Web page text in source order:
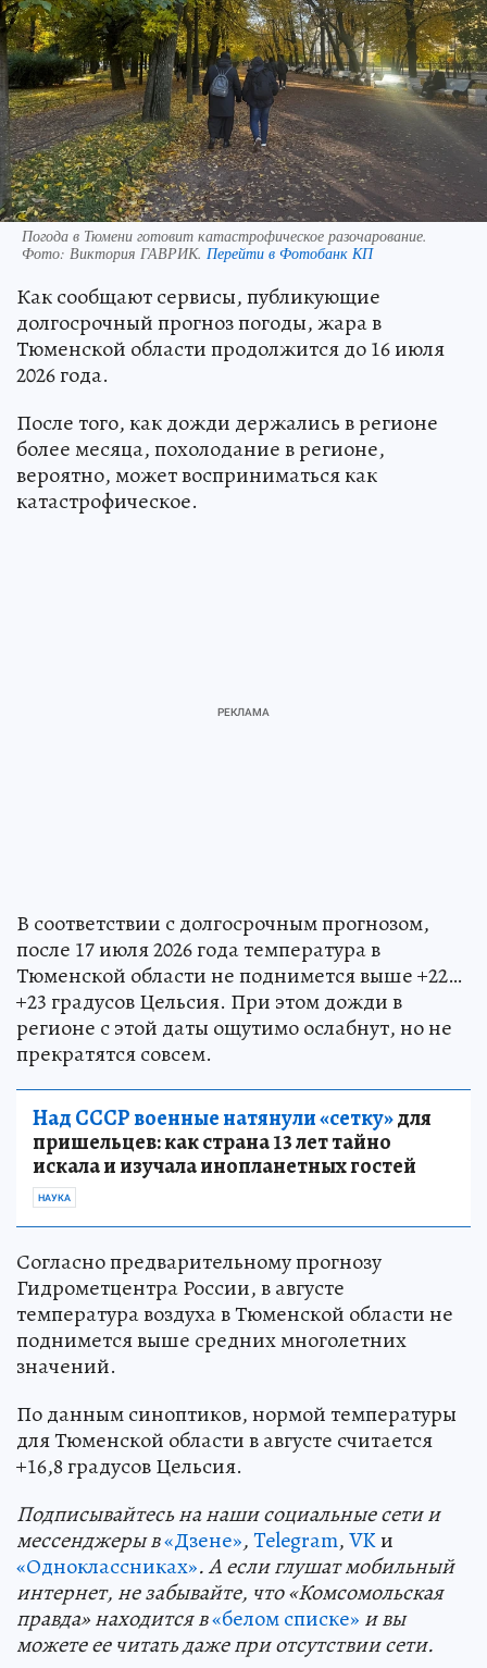
Погода в Тюмени готовит катастрофическое разочарование.
Фото: Виктория ГАВРИК. Перейти в Фотобанк КП
Как сообщают сервисы, публикующие
долгосрочный прогноз погоды, жара в
Тюменской области продолжится до 16 июля
2026 года.
После того, как дожди держались в регионе
более месяца, похолодание в регионе,
вероятно, может восприниматься как
катастрофическое.
В соответствии с долгосрочным прогнозом,
после 17 июля 2026 года температура в
Тюменской области не поднимется выше +22…
+23 градусов Цельсия. При этом дожди в
регионе с этой даты ощутимо ослабнут, но не
прекратятся совсем.
Над СССР военные натянули «сетку»для
пришельцев: как страна 13 лет тайно
искала и изучала инопланетных гостей
НАУКА
Согласно предварительному прогнозу
Гидрометцентра России, в августе
температура воздуха в Тюменской области не
поднимется выше средних многолетних
значений.
По данным синоптиков, нормой температуры
для Тюменской области в августе считается
+16,8 градусов Цельсия.
Подписывайтесь на наши социальные сети и
мессенджеры в«Дзене»,Telegram,VKи
«Одноклассниках». А если глушат мобильный
интернет, не забывайте, что «Комсомольская
правда» находится в«белом списке» и вы
можете ее читать даже при отсутствии сети.